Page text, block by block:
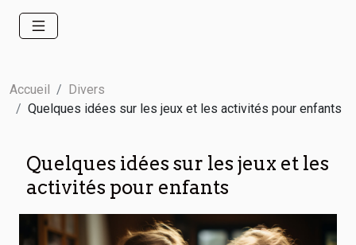
Accueil
Divers
Quelques idées sur les jeux et les activités pour enfants
Quelques idées sur les jeux et les
activités pour enfants